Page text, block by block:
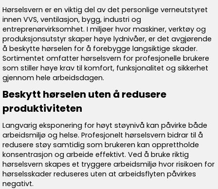
Hørselsvern er en viktig del av det personlige verneutstyret
innen VVS, ventilasjon, bygg, industri og
entreprenørvirksomhet. I miljøer hvor maskiner, verktøy og
produksjonsutstyr skaper høye lydnivåer, er det avgjørende
å beskytte hørselen for å forebygge langsiktige skader.
Sortimentet omfatter hørselsvern for profesjonelle brukere
som stiller høye krav til komfort, funksjonalitet og sikkerhet
gjennom hele arbeidsdagen.
Beskytt hørselen uten å redusere
produktiviteten
Langvarig eksponering for høyt støynivå kan påvirke både
arbeidsmiljø og helse. Profesjonelt hørselsvern bidrar til å
redusere støy samtidig som brukeren kan opprettholde
konsentrasjon og arbeide effektivt. Ved å bruke riktig
hørselsvern skapes et tryggere arbeidsmiljø hvor risikoen for
hørselsskader reduseres uten at arbeidsflyten påvirkes
negativt.